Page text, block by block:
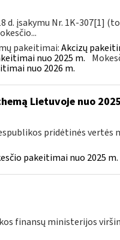
d. įsakymu Nr. 1K-307[1]
pakeitimai:Akcizų
nuo 2025 m.
nuo 2026 m.
Lietuvoje nuo
pridėtinės vertės
pakeitimai nuo 2025 m.
finansų ministerijos